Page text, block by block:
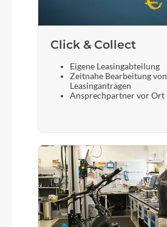
Click & Collect
Eigene Leasingabteilung
Zeitnahe Bearbeitung von
Leasinganträgen
Ansprechpartner vor Ort